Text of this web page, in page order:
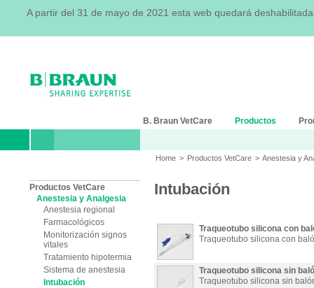
A partir del 31 de mayo de 2021 esta web quedará
B. Braun VetCare Productos
Home > Productos VetCare > Anestesia y
Productos VetCare
Anestesia y Analgesia
Anestesia regional
Farmacológicos
Monitorización signos
vitales
Tratamiento hipotermia
Sistema de anestesia
Intubación
Intubación
Traqueotubo silicona con
Traqueotubo silicona con
Traqueotubo silicona sin
Traqueotubo silicona sin